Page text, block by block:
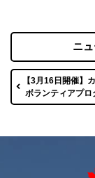
【3月16日開催】
ボランティアプロ
ニ